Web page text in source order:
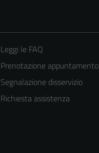
Leggi le FAQ
Prenotazione appuntamento
Segnalazione disservizio
Richiesta assistenza